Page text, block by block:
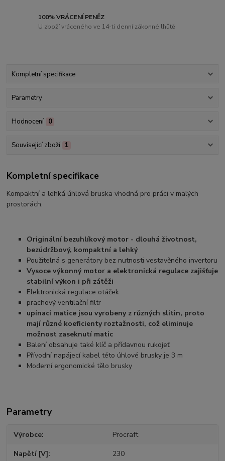
100% VRÁCENÍ PENĚZ
U zboží vráceného ve 14-ti denní zákonné lhůtě
Kompletní specifikace
Parametry
Hodnocení 0
Související zboží 1
Kompletní specifikace
Kompaktní a lehká úhlová bruska vhodná pro práci v malých
prostorách.
Originální bezuhlíkový motor - dlouhá životnost,
bezúdržbový, kompaktní a lehký
Použitelná s generátory bez nutnosti vestavěného invertoru
Vysoce výkonný motor a elektronická regulace zajišťuje
stabilní výkon i při zátěži
Elektronická regulace otáček
prachový ventilační filtr
upínací matice jsou vyrobeny z různých slitin, proto
mají různé koeficienty roztažnosti, což eliminuje
možnost zaseknutí matic
Balení obsahuje také klíč a přídavnou rukojeť
Přívodní napájecí kabel této úhlové brusky je 3 m
Moderní ergonomické tělo brusky
Parametry
Výrobce Procraft
Napětí [V] 230